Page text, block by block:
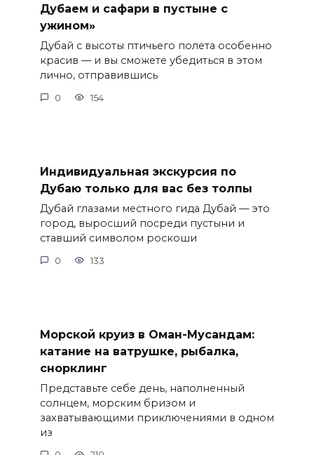
Дубаем и сафари в пустыне с
ужином»
Дубай с высоты птичьего полета особенно
красив — и вы сможете убедиться в этом
лично, отправившись
0 154
Индивидуальная экскурсия по
Дубаю только для вас без толпы
Дубай глазами местного гида Дубай — это
город, выросший посреди пустыни и
ставший символом роскоши
0 133
Морской круиз в Оман-Мусандам:
катание на ватрушке, рыбалка,
снорклинг
Представьте себе день, наполненный
солнцем, морским бризом и
захватывающими приключениями в одном
из